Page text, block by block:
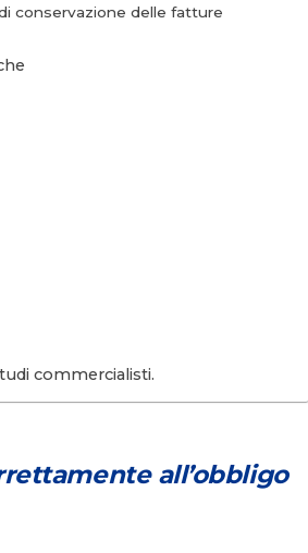
conservazione delle fatture
commercialisti.
all’obbligo